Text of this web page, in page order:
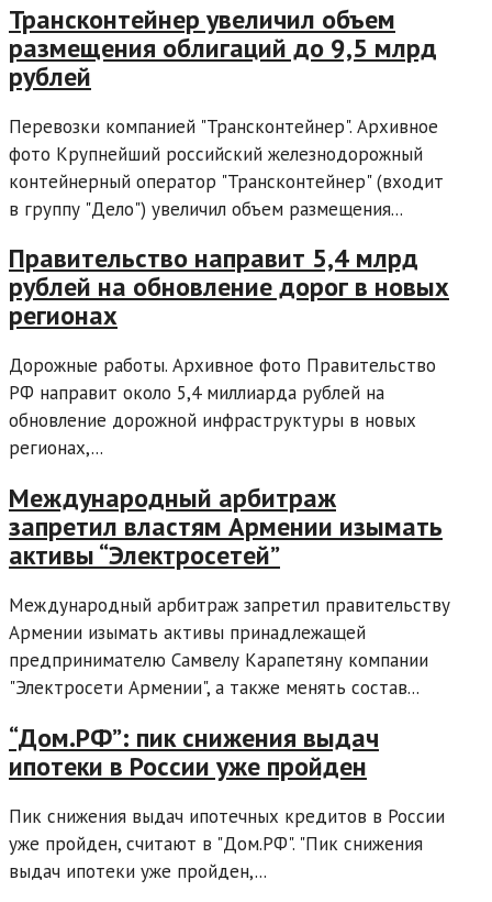
Трансконтейнер увеличил объем
размещения облигаций до 9,5 млрд
рублей
Перевозки компанией "Трансконтейнер". Архивное
фото Крупнейший российский железнодорожный
контейнерный оператор "Трансконтейнер" (входит
в группу "Дело") увеличил объем размещения...
Правительство направит 5,4 млрд
рублей на обновление дорог в новых
регионах
Дорожные работы. Архивное фото Правительство
РФ направит около 5,4 миллиарда рублей на
обновление дорожной инфраструктуры в новых
регионах,...
Международный арбитраж
запретил властям Армении изымать
активы “Электросетей”
Международный арбитраж запретил правительству
Армении изымать активы принадлежащей
предпринимателю Самвелу Карапетяну компании
"Электросети Армении", а также менять состав...
“Дом.РФ”: пик снижения выдач
ипотеки в России уже пройден
Пик снижения выдач ипотечных кредитов в России
уже пройден, считают в "Дом.РФ". "Пик снижения
выдач ипотеки уже пройден,...